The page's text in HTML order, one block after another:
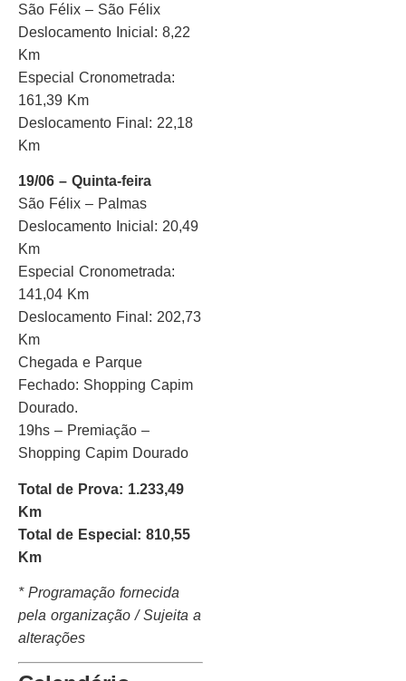
São Félix – São Félix
Deslocamento Inicial: 8,22
Km
Especial Cronometrada:
161,39 Km
Deslocamento Final: 22,18
Km
19/06 – Quinta-feira
São Félix – Palmas
Deslocamento Inicial: 20,49
Km
Especial Cronometrada:
141,04 Km
Deslocamento Final: 202,73
Km
Chegada e Parque
Fechado: Shopping Capim
Dourado.
19hs – Premiação –
Shopping Capim Dourado
Total de Prova: 1.233,49
Km
Total de Especial: 810,55
Km
* Programação fornecida
pela organização / Sujeita a
alterações